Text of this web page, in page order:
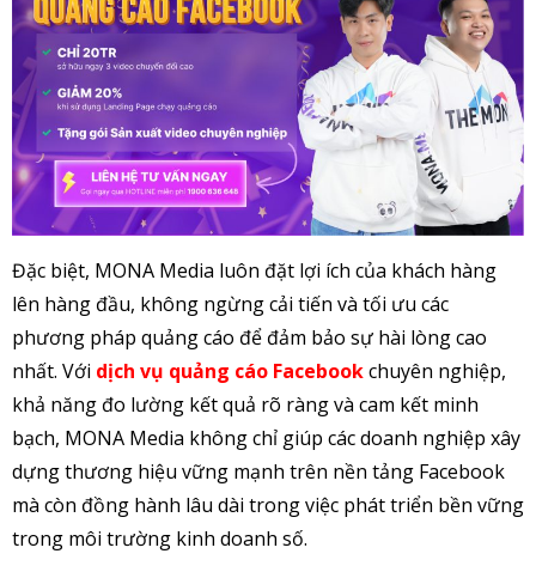
Đặc biệt, MONA Media luôn đặt lợi ích của khách hàng
lên hàng đầu, không ngừng cải tiến và tối ưu các
phương pháp quảng cáo để đảm bảo sự hài lòng cao
nhất. Với dịch vụ quảng cáo Facebookchuyên nghiệp,
khả năng đo lường kết quả rõ ràng và cam kết minh
bạch, MONA Media không chỉ giúp các doanh nghiệp xây
dựng thương hiệu vững mạnh trên nền tảng Facebook
mà còn đồng hành lâu dài trong việc phát triển bền vững
trong môi trường kinh doanh số.